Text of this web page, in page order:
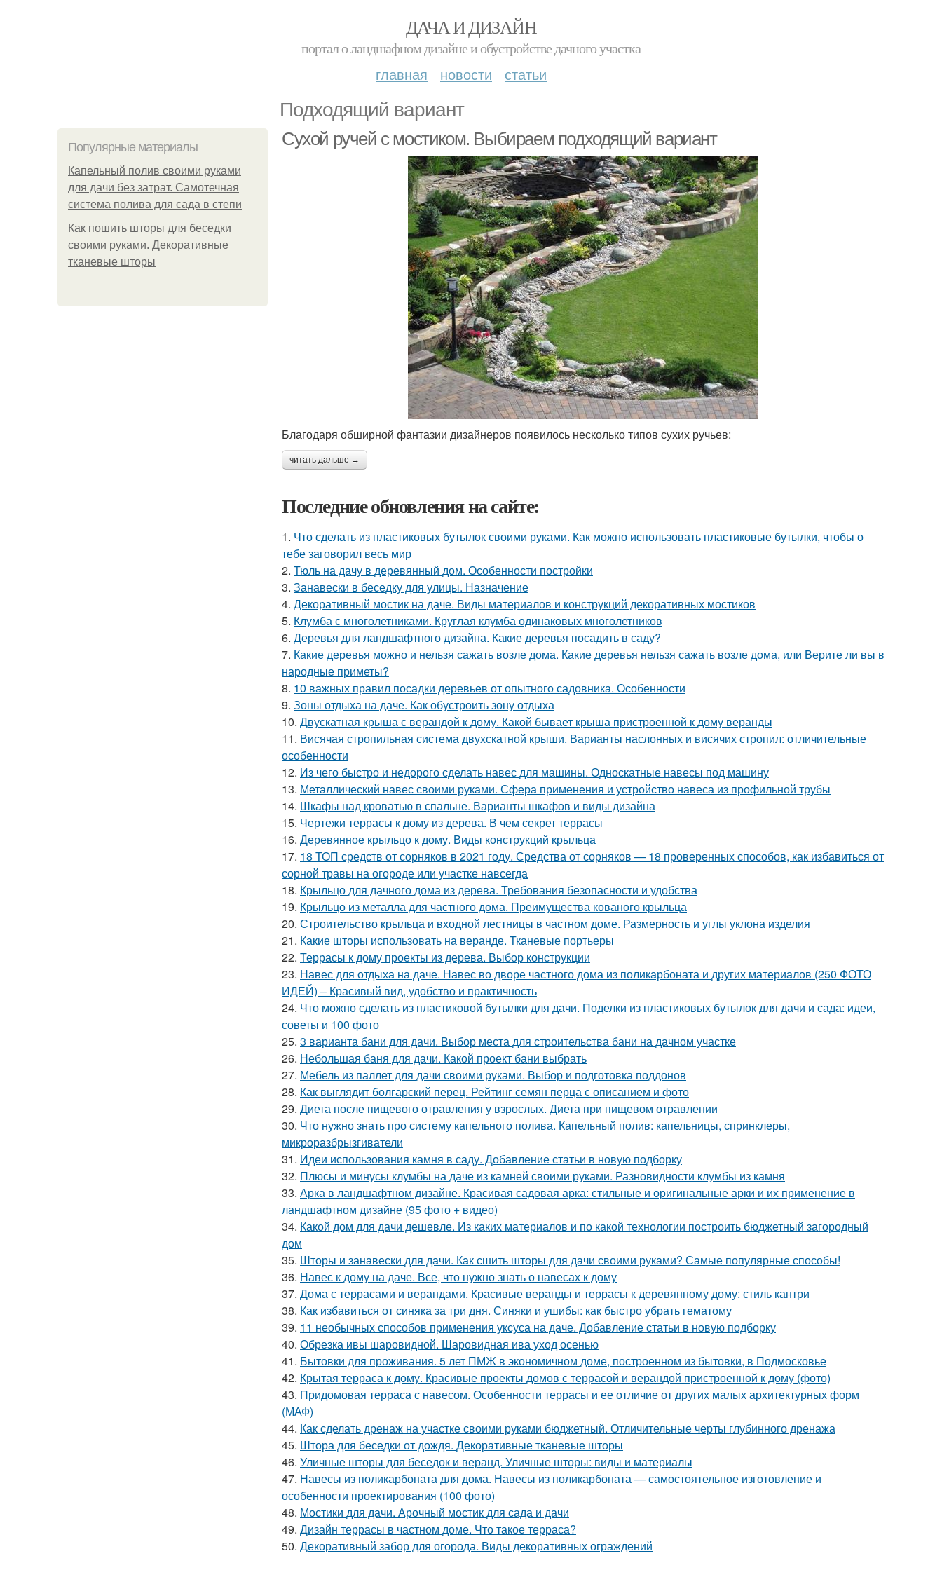
ДАЧА И ДИЗАЙН
портал о ландшафном дизайне и обустройстве дачного участка
главная новости статьи
Подходящий вариант
Популярные материалы
Капельный полив своими руками
для дачи без затрат. Самотечная
система полива для сада в степи
Как пошить шторы для беседки
своими руками. Декоративные
тканевые шторы
Сухой ручей с мостиком. Выбираем подходящий вариант
Благодаря обширной фантазии дизайнеров появилось несколько типов сухих ручьев:
читать дальше →
Последние обновления на сайте:
1. Что сделать из пластиковых бутылок своими руками. Как можно использовать пластиковые бутылки, чтобы о
тебе заговорил весь мир
2. Тюль на дачу в деревянный дом. Особенности постройки
3. Занавески в беседку для улицы. Назначение
4. Декоративный мостик на даче. Виды материалов и конструкций декоративных мостиков
5. Клумба с многолетниками. Круглая клумба одинаковых многолетников
6. Деревья для ландшафтного дизайна. Какие деревья посадить в саду?
7. Какие деревья можно и нельзя сажать возле дома. Какие деревья нельзя сажать возле дома, или Верите ли вы в
народные приметы?
8. 10 важных правил посадки деревьев от опытного садовника. Особенности
9. Зоны отдыха на даче. Как обустроить зону отдыха
10. Двускатная крыша с верандой к дому. Какой бывает крыша пристроенной к дому веранды
11. Висячая стропильная система двухскатной крыши. Варианты наслонных и висячих стропил: отличительные
особенности
12. Из чего быстро и недорого сделать навес для машины. Односкатные навесы под машину
13. Металлический навес своими руками. Сфера применения и устройство навеса из профильной трубы
14. Шкафы над кроватью в спальне. Варианты шкафов и виды дизайна
15. Чертежи террасы к дому из дерева. В чем секрет террасы
16. Деревянное крыльцо к дому. Виды конструкций крыльца
17. 18 ТОП средств от сорняков в 2021 году. Средства от сорняков — 18 проверенных способов, как избавиться от
сорной травы на огороде или участке навсегда
18. Крыльцо для дачного дома из дерева. Требования безопасности и удобства
19. Крыльцо из металла для частного дома. Преимущества кованого крыльца
20. Строительство крыльца и входной лестницы в частном доме. Размерность и углы уклона изделия
21. Какие шторы использовать на веранде. Тканевые портьеры
22. Террасы к дому проекты из дерева. Выбор конструкции
23. Навес для отдыха на даче. Навес во дворе частного дома из поликарбоната и других материалов (250 ФОТО
ИДЕЙ) – Красивый вид, удобство и практичность
24. Что можно сделать из пластиковой бутылки для дачи. Поделки из пластиковых бутылок для дачи и сада: идеи,
советы и 100 фото
25. 3 варианта бани для дачи. Выбор места для строительства бани на дачном участке
26. Небольшая баня для дачи. Какой проект бани выбрать
27. Мебель из паллет для дачи своими руками. Выбор и подготовка поддонов
28. Как выглядит болгарский перец. Рейтинг семян перца с описанием и фото
29. Диета после пищевого отравления у взрослых. Диета при пищевом отравлении
30. Что нужно знать про систему капельного полива. Капельный полив: капельницы, спринклеры,
микроразбрызгиватели
31. Идеи использования камня в саду. Добавление статьи в новую подборку
32. Плюсы и минусы клумбы на даче из камней своими руками. Разновидности клумбы из камня
33. Арка в ландшафтном дизайне. Красивая садовая арка: стильные и оригинальные арки и их применение в
ландшафтном дизайне (95 фото + видео)
34. Какой дом для дачи дешевле. Из каких материалов и по какой технологии построить бюджетный загородный
дом
35. Шторы и занавески для дачи. Как сшить шторы для дачи своими руками? Самые популярные способы!
36. Навес к дому на даче. Все, что нужно знать о навесах к дому
37. Дома с террасами и верандами. Красивые веранды и террасы к деревянному дому: стиль кантри
38. Как избавиться от синяка за три дня. Синяки и ушибы: как быстро убрать гематому
39. 11 необычных способов применения уксуса на даче. Добавление статьи в новую подборку
40. Обрезка ивы шаровидной. Шаровидная ива уход осенью
41. Бытовки для проживания. 5 лет ПМЖ в экономичном доме, построенном из бытовки, в Подмосковье
42. Крытая терраса к дому. Красивые проекты домов с террасой и верандой пристроенной к дому (фото)
43. Придомовая терраса с навесом. Особенности террасы и ее отличие от других малых архитектурных форм
(МАФ)
44. Как сделать дренаж на участке своими руками бюджетный. Отличительные черты глубинного дренажа
45. Штора для беседки от дождя. Декоративные тканевые шторы
46. Уличные шторы для беседок и веранд. Уличные шторы: виды и материалы
47. Навесы из поликарбоната для дома. Навесы из поликарбоната — самостоятельное изготовление и
особенности проектирования (100 фото)
48. Мостики для дачи. Арочный мостик для сада и дачи
49. Дизайн террасы в частном доме. Что такое терраса?
50. Декоративный забор для огорода. Виды декоративных ограждений